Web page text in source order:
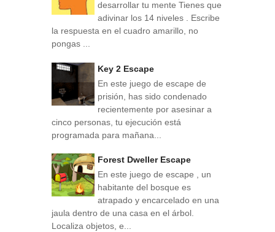
desarrollar tu mente Tienes que
adivinar los 14 niveles . Escribe
la respuesta en el cuadro amarillo, no
pongas ...
Key 2 Escape
En este juego de escape de
prisión, has sido condenado
recientemente por asesinar a
cinco personas, tu ejecución está
programada para mañana...
Forest Dweller Escape
En este juego de escape , un
habitante del bosque es
atrapado y encarcelado en una
jaula dentro de una casa en el árbol.
Localiza objetos, e...